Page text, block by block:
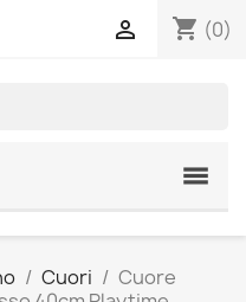
shopping_cart (0)

Cuori
Cuore